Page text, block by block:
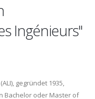
Ingénieurs"
gegründet 1935,
Bachelor oder Master of